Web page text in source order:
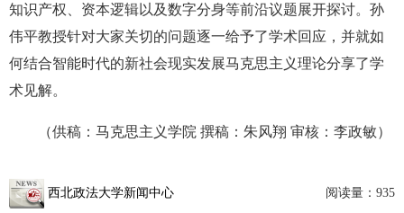
知识产权、资本逻辑以及数字分身等前沿议题展开探讨。孙
伟平教授针对大家关切的问题逐一给予了学术回应，并就如
何结合智能时代的新社会现实发展马克思主义理论分享了学
术见解。
（供稿：马克思主义学院 撰稿：朱风翔 审核：李政敏）
西北政法大学新闻中心 阅读量： 935